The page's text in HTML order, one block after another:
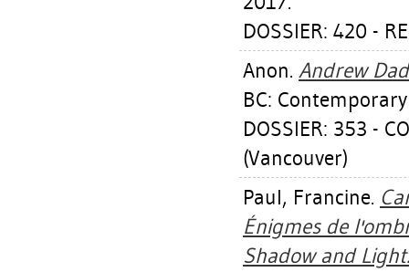
DOSSIER: 420 -
Anon. Andrew
BC:
DOSSIER: 353 -
(Vancouver)
Paul, Francine.
Énigmes de
Shadow and Light.